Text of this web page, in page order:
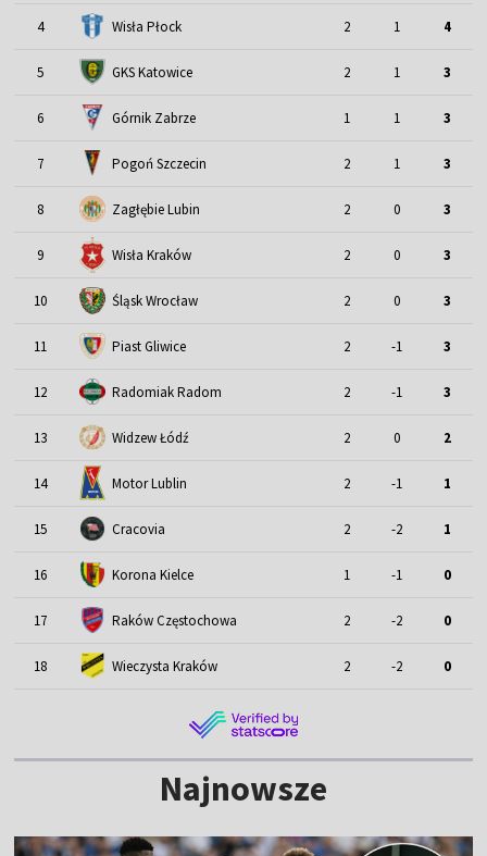
4 Wisła Płock 2 1 4
5 GKS Katowice 2 1 3
6 Górnik Zabrze 1 1 3
7 Pogoń Szczecin 2 1 3
8 Zagłębie Lubin 2 0 3
9 Wisła Kraków 2 0 3
10 Śląsk Wrocław 2 0 3
11 Piast Gliwice 2 -1 3
12 Radomiak Radom 2 -1 3
13 Widzew Łódź 2 0 2
14 Motor Lublin 2 -1 1
15 Cracovia 2 -2 1
16 Korona Kielce 1 -1 0
17 Raków Częstochowa 2 -2 0
18 Wieczysta Kraków 2 -2 0
Najnowsze